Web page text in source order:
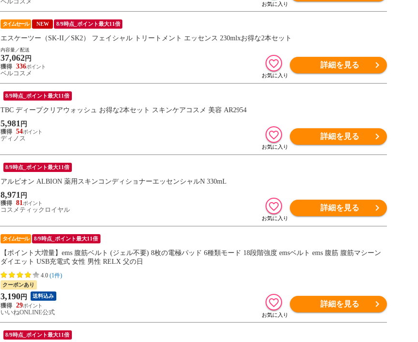
タイムセール NEW 8/9時点_ポイント最大11倍
エスケーツー（SK-II／SK2） フェイシャル トリートメント エッセンス 230mlxお得な2本セット
内容量／配送
37,062 円
336
ベルコスメ
詳細を見る
8/9時点_ポイント最大11倍
TBC ディープクリアウォッシュ お得な2本セット スキンケアコスメ 美容 AR2954
5,981 円
54
ディノス
詳細を見る
8/9時点_ポイント最大11倍
アルビオン ALBION 薬用スキンコンディショナーエッセンシャルN 330mL
8,971 円
81
コスメティックロイヤル
詳細を見る
タイムセール 8/9時点_ポイント最大11倍
【ポイント大増量】ems 腹筋ベルト (ジェル不要) 8枚の電極パッド 6種類モード 18段階強度 emsベルト ems 腹筋 腹筋マシーン
ダイエット USB充電式 女性 男性 RELX 父の日
4.0 (1件)
クーポンあり
3,190 円 送料込み
29
いいねONLINE公式
詳細を見る
8/9時点_ポイント最大11倍